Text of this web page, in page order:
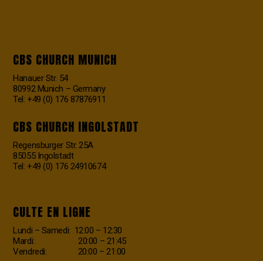
CBS CHURCH MUNICH
Hanauer Str. 54
80992 Munich – Germany
Tel: +49 (0) 176 87876911
CBS CHURCH INGOLSTADT
Regensburger Str. 25A
85055 Ingolstadt
Tel: +49 (0) 176 24910674
CULTE EN LIGNE
Lundi – Samedi: 12:00 – 12:30
Mardi: 20:00 – 21:45
Vendredi: 20:00 – 21:00